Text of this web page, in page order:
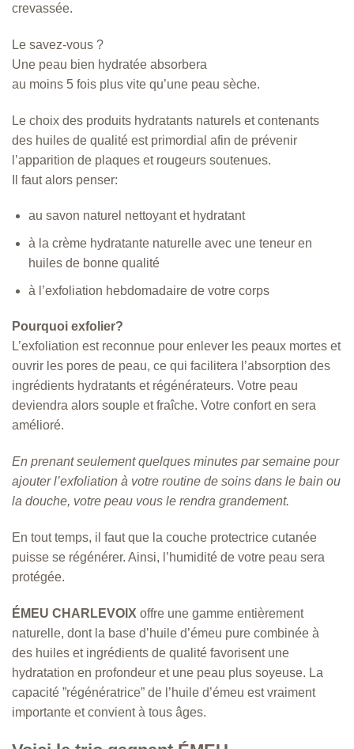
crevassée.
Le savez-vous ?
Une peau bien hydratée absorbera
au moins 5 fois plus vite qu’une peau sèche.
Le choix des produits hydratants naturels et contenants
des huiles de qualité est primordial afin de prévenir
l’apparition de plaques et rougeurs soutenues.
Il faut alors penser:
au savon naturel nettoyant et hydratant
à la crème hydratante naturelle avec une teneur en
huiles de bonne qualité
à l’exfoliation hebdomadaire de votre corps
Pourquoi exfolier?
L’exfoliation est reconnue pour enlever les peaux mortes et
ouvrir les pores de peau, ce qui facilitera l’absorption des
ingrédients hydratants et régénérateurs. Votre peau
deviendra alors souple et fraîche. Votre confort en sera
amélioré.
En prenant seulement quelques minutes par semaine pour
ajouter l’exfoliation à votre routine de soins dans le bain ou
la douche, votre peau vous le rendra grandement.
En tout temps, il faut que la couche protectrice cutanée
puisse se régénérer. Ainsi, l’humidité de votre peau sera
protégée.
ÉMEU CHARLEVOIX offre une gamme entièrement
naturelle, dont la base d’huile d’émeu pure combinée à
des huiles et ingrédients de qualité favorisent une
hydratation en profondeur et une peau plus soyeuse. La
capacité ”régénératrice” de l’huile d’émeu est vraiment
importante et convient à tous âges.